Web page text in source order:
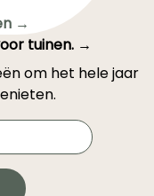
→
tuinen. →
om het hele jaar